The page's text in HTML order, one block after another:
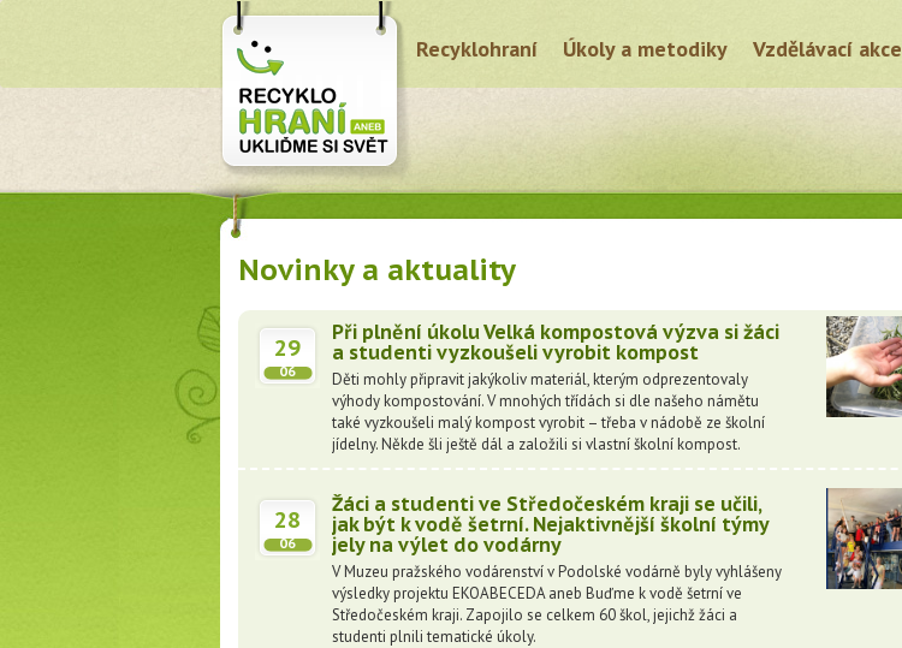
Recyklohraní Úkoly a metodiky Vzdělávací akce
Novinky a aktuality
29
06
Při plnění úkolu Velká kompostová výzva si žáci
a studenti vyzkoušeli vyrobit kompost
Děti mohly připravit jakýkoliv materiál, kterým odprezentovaly
výhody kompostování. V mnohých třídách si dle našeho námětu
také vyzkoušeli malý kompost vyrobit – třeba v nádobě ze školní
jídelny. Někde šli ještě dál a založili si vlastní školní kompost.
28
06
Žáci a studenti ve Středočeském kraji se učili,
jak být k vodě šetrní. Nejaktivnější školní týmy
jely na výlet do vodárny
V Muzeu pražského vodárenství v Podolské vodárně byly vyhlášeny
výsledky projektu EKOABECEDA aneb Buďme k vodě šetrní ve
Středočeském kraji. Zapojilo se celkem 60 škol, jejichž žáci a
studenti plnili tematické úkoly.